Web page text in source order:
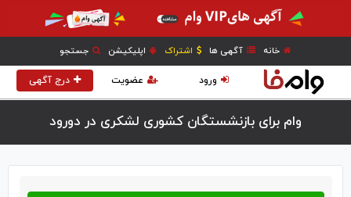
خانه آگهی ها اشتراک اپلیکیشن جستجو
درج آگهی عضویت ورود
وام برای بازنشستگان کشوری لشکری در دورود